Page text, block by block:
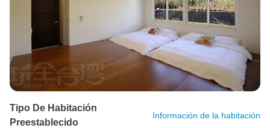
Tipo De Habitación
Preestablecido
Información de la habitación